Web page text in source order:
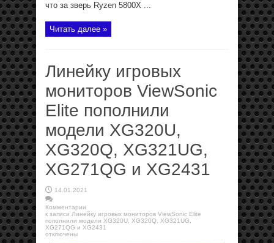
что за зверь Ryzen 5800X ...
Читать далее »
Линейку игровых
мониторов ViewSonic
Elite пополнили
модели XG320U,
XG320Q, XG321UG,
XG271QG и XG2431
14.01.2021
Комментарии
к записи Линейку игровых мониторов ViewSonic Elite
пополнили модели XG320U, XG320Q, XG321UG,
XG271QG и XG2431
отключены